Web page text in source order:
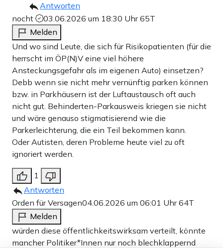
Antworten
nocht
03.06.2026 um 18:30 Uhr65T
Melden
Und wo sind Leute, die sich für Risikopatienten (für die
herrscht im ÖP(N)V eine viel höhere
Ansteckungsgefahr als im eigenen Auto) einsetzen?
Debb wenn sie nicht mehr vernünftig parken können
bzw. in Parkhäusern ist der Luftaustausch oft auch
nicht gut. Behinderten-Parkausweis kriegen sie nicht
und wäre genauso stigmatisierend wie die
Parkerleichterung, die ein Teil bekommen kann.
Oder Autisten, deren Probleme heute viel zu oft
ignoriert werden.
1
Antworten
Orden für Versagen04.06.2026 um 06:01 Uhr64T
Melden
würden diese öffentlichkeitswirksam verteilt, könnte
mancher Politiker*Innen nur noch blechklappernd